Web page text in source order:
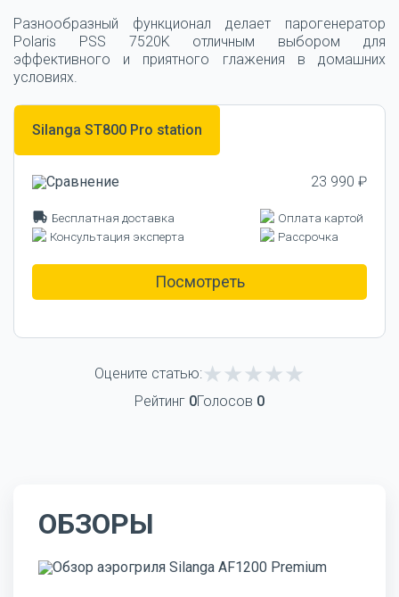
Разнообразный функционал делает парогенератор
Polaris PSS 7520K отличным выбором для
эффективного и приятного глажения в домашних
условиях.
Silanga ST800 Pro station
23 990 ₽
Бесплатная доставка
Оплата картой
Консультация эксперта
Рассрочка
Посмотреть
Оцените статью:
Рейтинг 0Голосов 0
ОБЗОРЫ